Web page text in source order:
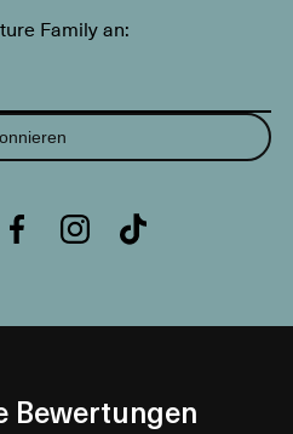
Family an:
Bewertungen